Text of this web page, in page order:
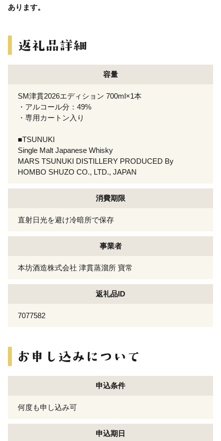
あります。
容量
SM津貫2026エディション 700ml×1本
・アルコール分：49%
・専用カートン入り
■TSUNUKI
Single Malt Japanese Whisky
MARS TSUNUKI DISTILLERY PRODUCED By
HOMBO SHUZO CO., LTD., JAPAN
消費期限
直射日光を避け冷暗所で保存
事業者
本坊酒造株式会社 津貫蒸溜所 寶常
返礼品ID
7077582
申込条件
何度も申し込み可
申込期日